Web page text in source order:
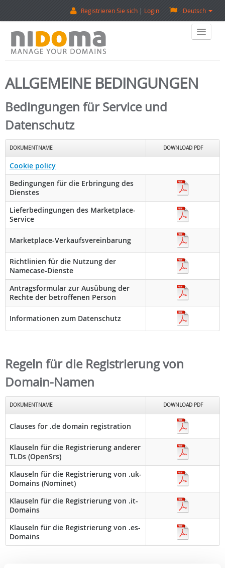
Deutsch
Registrieren Sie sich Login
Verkaufen Sie Eine Domain
Domain-Bewertung
Backorder (Reservierungen)
Über Uns
Kontaktieren Sie Uns
ALLGEMEINE BEDINGUNGEN
Bedingungen für Service und
Datenschutz
DOKUMENTNAME DOWNLOAD PDF
Cookie policy
Bedingungen für die Erbringung des
Dienstes
Lieferbedingungen des Marketplace-
Service
Marketplace-Verkaufsvereinbarung
Richtlinien für die Nutzung der
Namecase-Dienste
Antragsformular zur Ausübung der
Rechte der betroffenen Person
Informationen zum Datenschutz
Regeln für die Registrierung von
Domain-Namen
DOKUMENTNAME DOWNLOAD PDF
Clauses for .de domain registration
Klauseln für die Registrierung anderer
TLDs (OpenSrs)
Klauseln für die Registrierung von .uk-
Domains (Nominet)
Klauseln für die Registrierung von .it-
Domains
Klauseln für die Registrierung von .es-
Domains